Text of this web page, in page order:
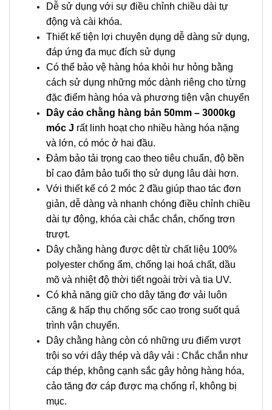
Dễ sử dụng với sự điều chỉnh chiều dài tự
động và cài khóa.
Thiết kế tiện lợi chuyên dụng dễ dàng sử dụng,
đáp ứng đa mục đích sử dụng
Có thể bảo vệ hàng hóa khỏi hư hỏng bằng
cách sử dụng những móc dành riêng cho từng
đặc điểm hàng hóa và phương tiện vận chuyển
Dây cảo chằng hàng bản 50mm – 3000kg
móc J rất linh hoạt cho nhiều hàng hóa nặng
và lớn, có móc ở hai đầu.
Đảm bảo tải trọng cao theo tiêu chuẩn, độ bền
bỉ cao đảm bảo tuổi thọ sử dụng lâu dài hơn.
Với thiết kế có 2 móc 2 đầu giúp thao tác đơn
giản, dễ dàng và nhanh chóng điều chỉnh chiều
dài tự động, khóa cài chắc chắn, chống trơn
trượt.
Dây chằng hàng được dệt từ chất liệu 100%
polyester chống ẩm, chống lại hoá chất, dầu
mõ và nhiệt độ thời tiết ngoài trời và tia UV.
Có khả năng giữ cho dây tăng đơ vải luôn
căng & hấp thụ chống sốc cao trong suốt quá
trình vận chuyển.
Dây chằng hàng còn có những ưu điểm vượt
trội so với dây thép và dây vải : Chắc chắn như
cáp thép, không cạnh sắc gây hỏng hàng hóa,
cảo tăng đơ cáp được mạ chống rỉ, không bị
mục.